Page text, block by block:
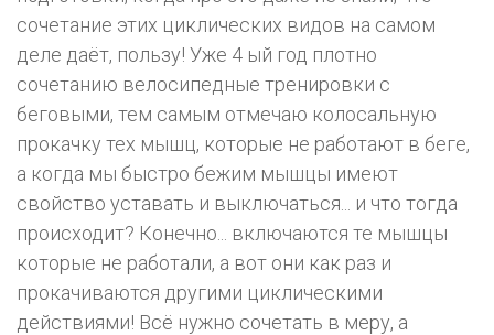
сочетание этих циклических видов на самом
деле даёт, пользу! Уже 4 ый год плотно
сочетанию велосипедные тренировки с
беговыми, тем самым отмечаю колосальную
прокачку тех мышц, которые не работают в беге,
а когда мы быстро бежим мышцы имеют
свойство уставать и выключаться... и что тогда
происходит? Конечно... включаются те мышцы
которые не работали, а вот они как раз и
прокачиваются другими циклическими
действиями! Всё нужно сочетать в меру, а